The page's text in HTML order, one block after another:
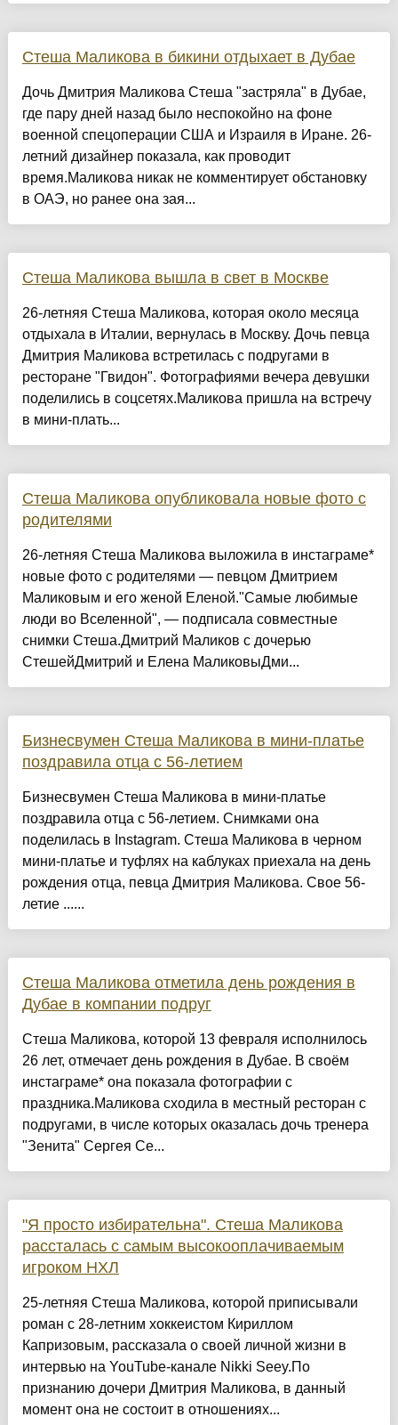
Стеша Маликова в бикини отдыхает в Дубае
Дочь Дмитрия Маликова Стеша "застряла" в Дубае,
где пару дней назад было неспокойно на фоне
военной спецоперации США и Израиля в Иране. 26-
летний дизайнер показала, как проводит
время.Маликова никак не комментирует обстановку
в ОАЭ, но ранее она зая...
Стеша Маликова вышла в свет в Москве
26-летняя Стеша Маликова, которая около месяца
отдыхала в Италии, вернулась в Москву. Дочь певца
Дмитрия Маликова встретилась с подругами в
ресторане "Гвидон". Фотографиями вечера девушки
поделились в соцсетях.Маликова пришла на встречу
в мини-плать...
Стеша Маликова опубликовала новые фото с
родителями
26-летняя Стеша Маликова выложила в инстаграме*
новые фото с родителями — певцом Дмитрием
Маликовым и его женой Еленой."Самые любимые
люди во Вселенной", — подписала совместные
снимки Стеша.Дмитрий Маликов с дочерью
СтешейДмитрий и Елена МаликовыДми...
Бизнесвумен Стеша Маликова в мини-платье
поздравила отца с 56-летием
Бизнесвумен Стеша Маликова в мини-платье
поздравила отца с 56-летием. Снимками она
поделилась в Instagram. Стеша Маликова в черном
мини-платье и туфлях на каблуках приехала на день
рождения отца, певца Дмитрия Маликова. Свое 56-
летие ......
Стеша Маликова отметила день рождения в
Дубае в компании подруг
Стеша Маликова, которой 13 февраля исполнилось
26 лет, отмечает день рождения в Дубае. В своём
инстаграме* она показала фотографии с
праздника.Маликова сходила в местный ресторан с
подругами, в числе которых оказалась дочь тренера
"Зенита" Сергея Се...
"Я просто избирательна". Стеша Маликова
рассталась с самым высокооплачиваемым
игроком НХЛ
25-летняя Стеша Маликова, которой приписывали
роман с 28-летним хоккеистом Кириллом
Капризовым, рассказала о своей личной жизни в
интервью на YouTube-канале Nikki Seey.По
признанию дочери Дмитрия Маликова, в данный
момент она не состоит в отношениях...